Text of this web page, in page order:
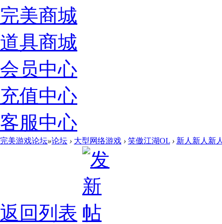
完美商城
道具商城
会员中心
充值中心
客服中心
完美游戏论坛»论坛 › 大型网络游戏 › 笑傲江湖OL › 新人新人新
返回列表